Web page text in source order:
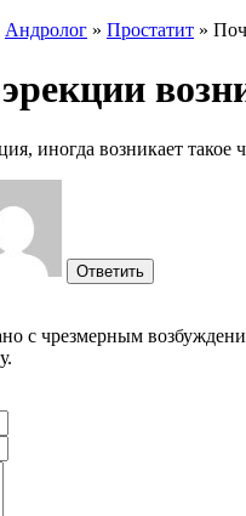
Андролог » Простатит »
иногда возникает такое
Ответить
с чрезмерным